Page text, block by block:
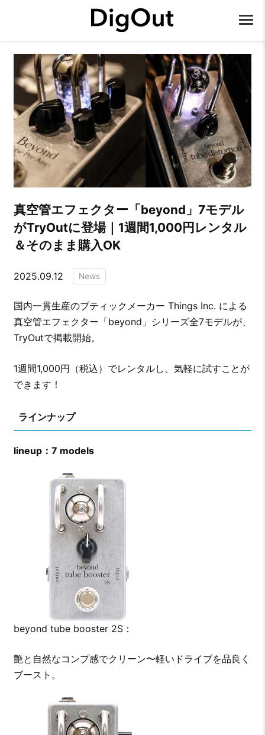
真空管エフェクター「beyond」7モデル
がTryOutに登場｜1週間1,000円レンタル
＆そのまま購入OK
2025.09.12 News
国内一貫生産のブティックメーカー Things Inc. による
真空管エフェクター「beyond」シリーズ全7モデルが、
TryOutで掲載開始。
1週間1,000円（税込）でレンタルし、気軽に試すことが
できます！
ラインナップ
lineup：7 models
beyond tube booster 2S：
艶と自然なコンプ感でクリーン〜軽いドライブを品良く
ブースト。